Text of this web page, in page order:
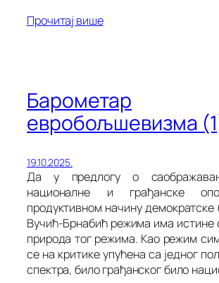
Прочитај више
Барометар
евробољшевизма
19.10.2025.
Да у предлогу о
националне и грађанске
продуктивном начину демократске
Вучић-Брнабић режима има истине
природа тог режима. Као режим
се на критике упућена са једног
спектра, било грађанског било